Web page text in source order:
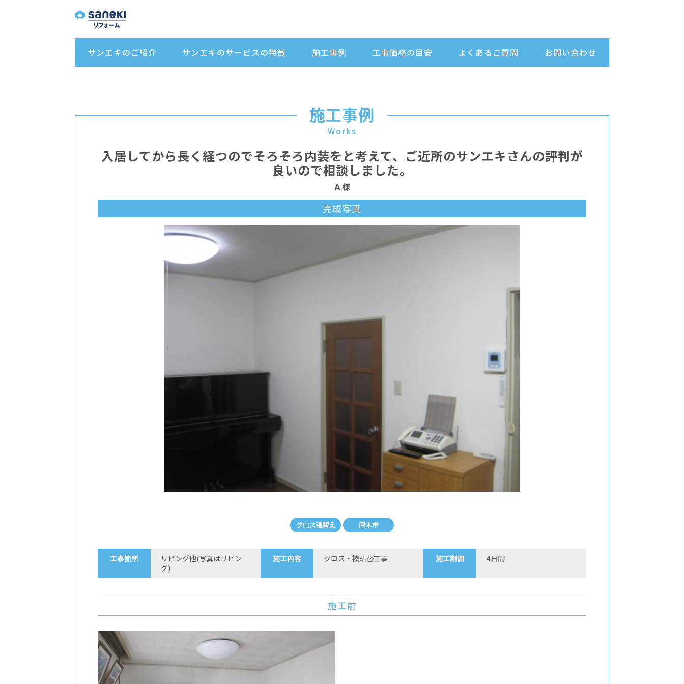
サンエキのご紹介 サンエキのサービスの特徴 施工事例 工事価格の目安 よくあるご質問 お問い合わせ
施工事例
Works
入居してから長く経つのでそろそろ内装をと考えて、ご近所のサンエキさんの評判が
良いので相談しました。
Ａ様
完成写真
クロス張替え 厚木市
工事箇所
リビング他(写真はリビン
グ)
施工内容 クロス・襖貼替工事 施工期間 4日間
施工前